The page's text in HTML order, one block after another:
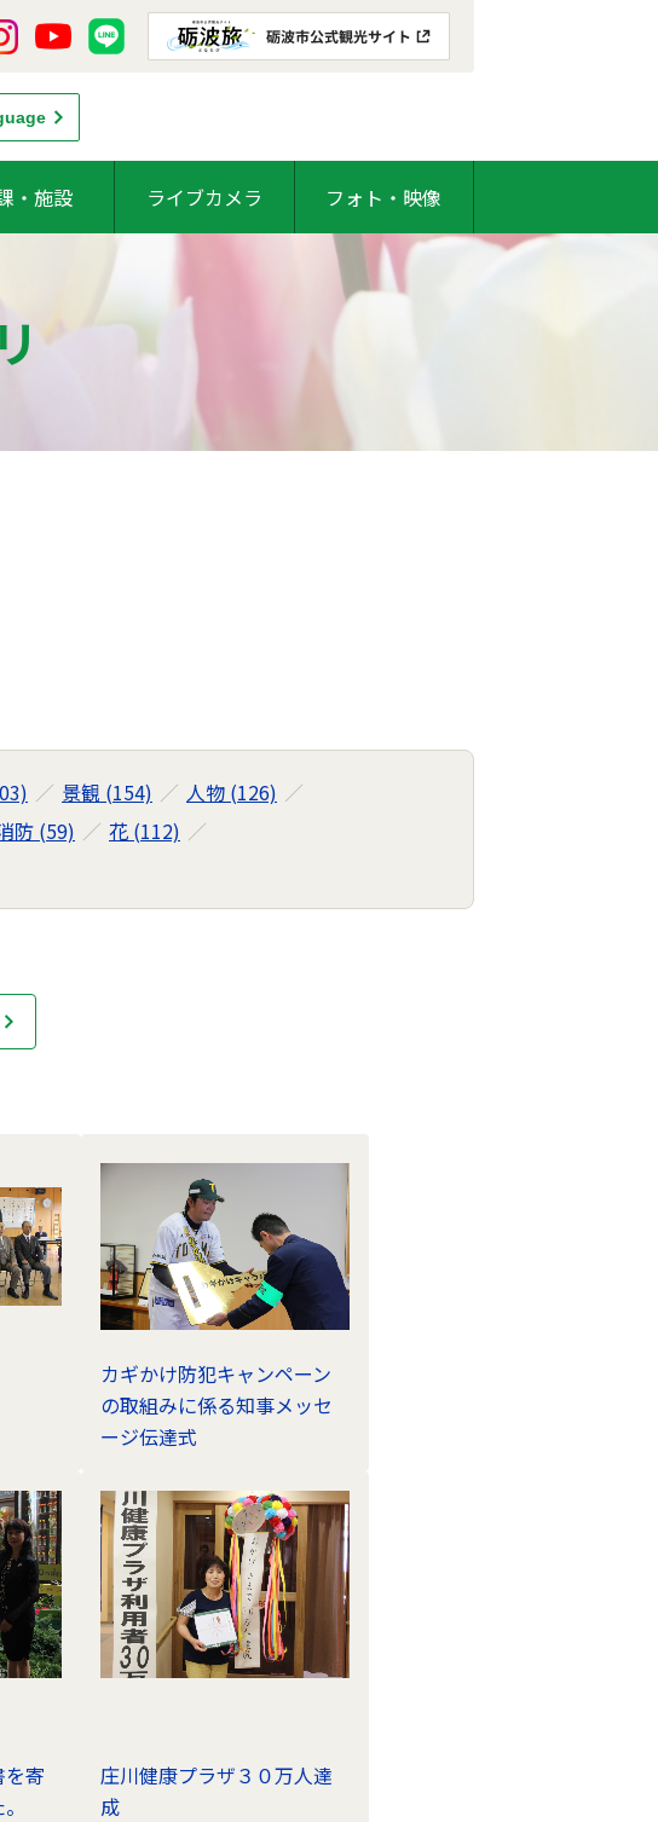
・施設 ライブカメラ フォト・映像
景観 (154)
人物 (126)
防 (59)
花 (112)
カギかけ防犯キャンペーン
の取組みに係る知事メッセ
ージ伝達式
寄
庄川健康プラザ３０万人達
成